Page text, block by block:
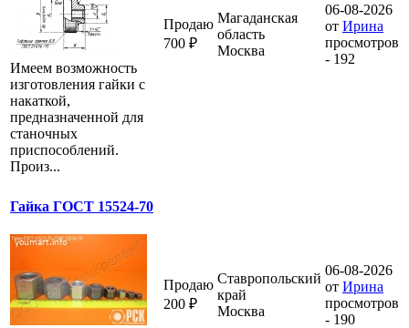
Имеем возможность
изготовления гайки с
накаткой,
предназначенной для
станочных
приспособлений.
Произ...
Продаю
700 ₽
Магаданская
область
Москва
06-08-2026
от Ирина
просмотров
- 192
Гайка ГОСТ 15524-70
Продаю
200 ₽
Ставропольский
край
Москва
06-08-2026
от Ирина
просмотров
- 190